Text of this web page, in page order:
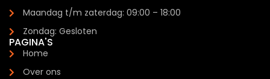
Maandag t/m zaterdag: 09:00 – 18:00
Zondag: Gesloten
PAGINA'S
Home
Over ons